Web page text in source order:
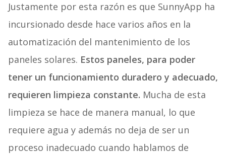
Justamente por esta razón es que SunnyApp ha
incursionado desde hace varios años en la
automatización del mantenimiento de los
paneles solares. Estos paneles, para poder
tener un funcionamiento duradero y adecuado,
requieren limpieza constante. Mucha de esta
limpieza se hace de manera manual, lo que
requiere agua y además no deja de ser un
proceso inadecuado cuando hablamos de